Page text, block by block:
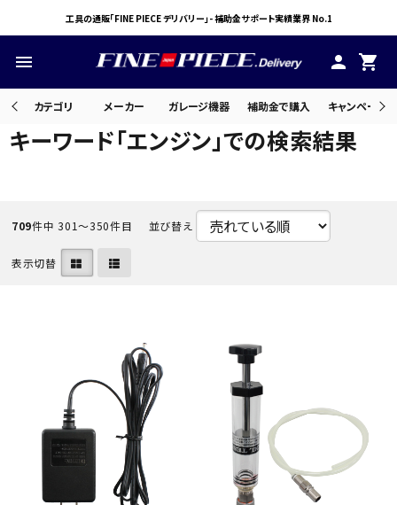
工具の通販「FINE PIECE デリバリー」- 補助金サポート実績業界 No.1
menu person shopping_cart
カテゴリ メーカー ガレージ機器 補助金で購入 キャンペーン
ACCOUNT MENU
ようこそ ゲスト 様
キーワード「エンジン」での検索結果
709件中 301〜350件目 並び替え
表示切替